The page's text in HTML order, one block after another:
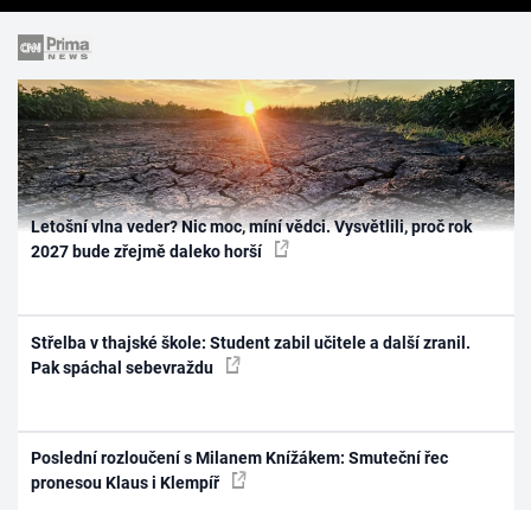
Letošní vlna veder? Nic moc, míní vědci. Vysvětlili, proč rok
2027 bude zřejmě daleko horší
Střelba v thajské škole: Student zabil učitele a další zranil.
Pak spáchal sebevraždu
Poslední rozloučení s Milanem Knížákem: Smuteční řec
pronesou Klaus i Klempíř